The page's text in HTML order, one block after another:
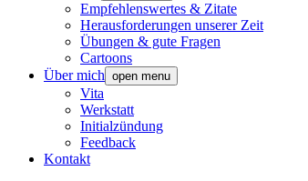
Empfehlenswertes & Zitate
Herausforderungen unserer Zeit
Übungen & gute Fragen
Cartoons
Über mich open menu
Vita
Werkstatt
Initialzündung
Feedback
Kontakt